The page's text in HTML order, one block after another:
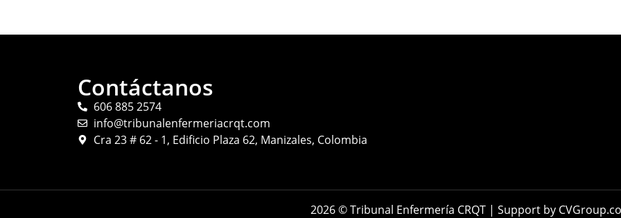
Contáctanos
606 885 2574
info@tribunalenfermeriacrqt.com
Cra 23 # 62 - 1, Edificio Plaza 62, Manizales, Colombia
2026 © Tribunal Enfermería CRQT | Support by CVGroup.co